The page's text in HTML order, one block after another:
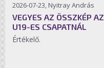
2026-07-23, Nyitray András
VEGYES AZ ÖSSZKÉP AZ
U19-ES CSAPATNÁL
Értékelő.